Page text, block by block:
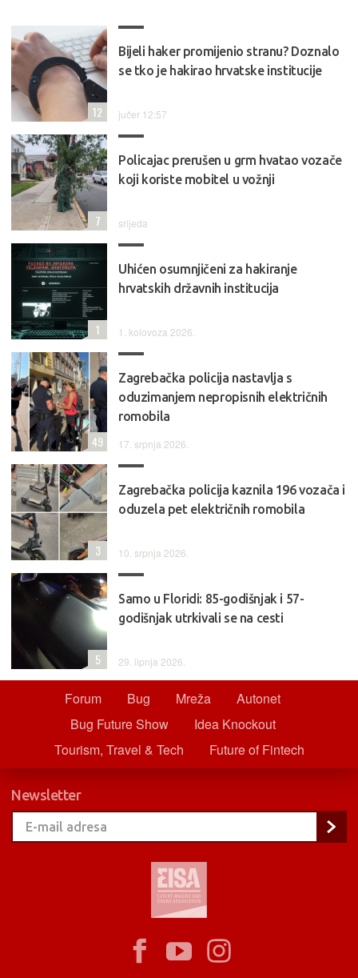
Bijeli haker promijenio stranu? Doznalo
se tko je hakirao hrvatske institucije
jučer 12:57
12
Policajac prerušen u grm hvatao vozače
koji koriste mobitel u vožnji
srijeda
7
Uhićen osumnjičeni za hakiranje
hrvatskih državnih institucija
1. kolovoza 2026.
1
Zagrebačka policija nastavlja s
oduzimanjem nepropisnih električnih
romobila
17. srpnja 2026.
49
Zagrebačka policija kaznila 196 vozača i
oduzela pet električnih romobila
10. srpnja 2026.
3
Samo u Floridi: 85-godišnjak i 57-
godišnjak utrkivali se na cesti
29. lipnja 2026.
5
Forum Bug Mreža
Autonet
Bug Future Show
Idea Knockout
Tourism, Travel & Tech
Future of Fintech
Newsletter